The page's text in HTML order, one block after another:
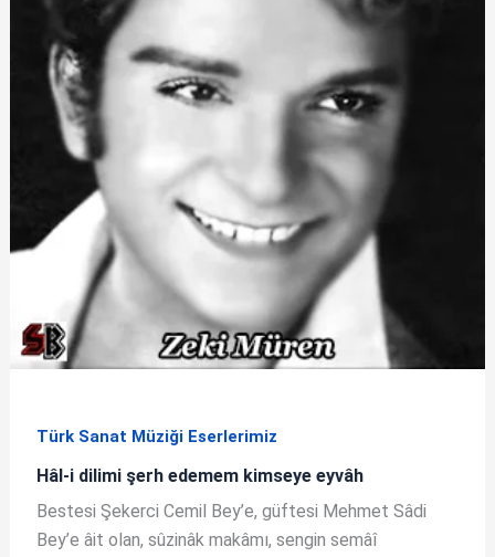
Türk Sanat Müziği Eserlerimiz
Hâl-i dilimi şerh edemem kimseye eyvâh
Bestesi Şekerci Cemil Bey’e, güftesi Mehmet Sâdi
Bey’e âit olan, sûzinâk makâmı, sengin semâî